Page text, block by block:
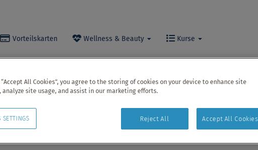
Vorteilskarten Wellness & Beauty Kurse
vor Ort den Eintritt erwerben.
All Cookies”, you agree to the storing of cookies on your device to enhance site
analyze site usage, and assist in our marketing efforts.
Reject All Accept All Cookies
SETTINGS